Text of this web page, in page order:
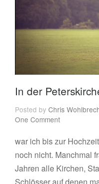
In der
Posted by Chris
One Comment
war ich bis zur
noch nicht. Manchmal
Jahren alle Kirchen,
Schlösser auf denen